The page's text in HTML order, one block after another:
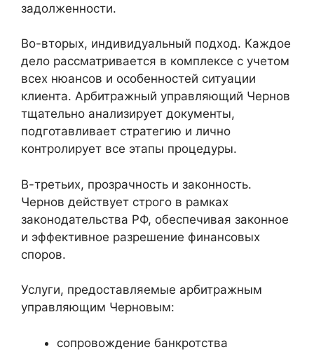
задолженности.
Во-вторых, индивидуальный подход. Каждое
дело рассматривается в комплексе с учетом
всех нюансов и особенностей ситуации
клиента. Арбитражный управляющий Чернов
тщательно анализирует документы,
подготавливает стратегию и лично
контролирует все этапы процедуры.
В-третьих, прозрачность и законность.
Чернов действует строго в рамках
законодательства РФ, обеспечивая законное
и эффективное разрешение финансовых
споров.
Услуги, предоставляемые арбитражным
управляющим Черновым:
сопровождение банкротства